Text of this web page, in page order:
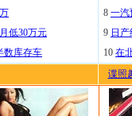
低30万元
数库存车
8 一汽
9 日
10 在
谍照